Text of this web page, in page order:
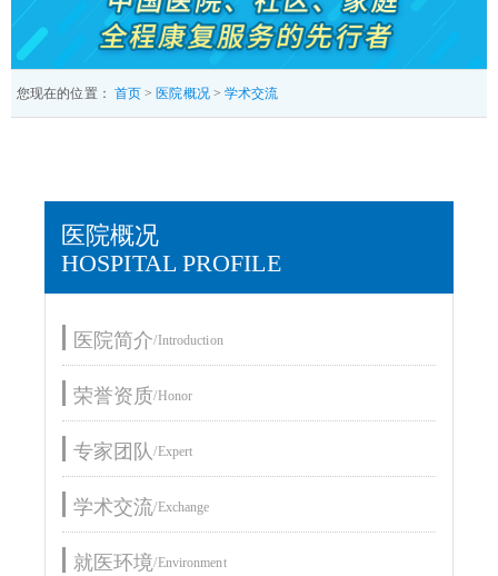
您现在的位置： 首页 > 医院概况>学术交流
医院概况
HOSPITAL PROFILE
医院简介/Introduction
荣誉资质/Honor
专家团队/Expert
学术交流/Exchange
就医环境/Environment